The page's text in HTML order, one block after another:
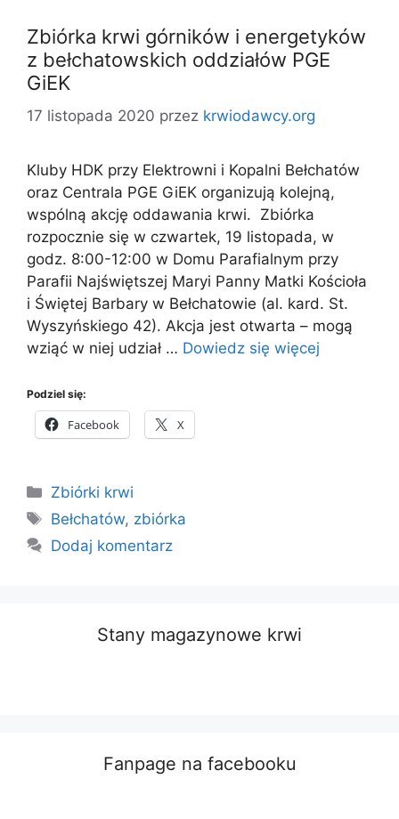
Zbiórka krwi górników i energetyków
z bełchatowskich oddziałów PGE
GiEK
17 listopada 2020 przez krwiodawcy.org
Kluby HDK przy Elektrowni i Kopalni Bełchatów
oraz Centrala PGE GiEK organizują kolejną,
wspólną akcję oddawania krwi. Zbiórka
rozpocznie się w czwartek, 19 listopada, w
godz. 8:00-12:00 w Domu Parafialnym przy
Parafii Najświętszej Maryi Panny Matki Kościoła
i Świętej Barbary w Bełchatowie (al. kard. St.
Wyszyńskiego 42). Akcja jest otwarta – mogą
wziąć w niej udział … Dowiedz się więcej
Podziel się:
Facebook X
Kategorie
Zbiórki krwi
Tagi
Bełchatów, zbiórka
Dodaj komentarz
Stany magazynowe krwi
Fanpage na facebooku